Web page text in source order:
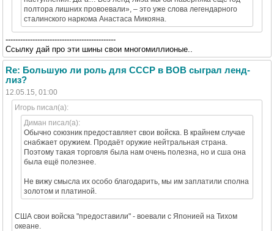
полтора лишних провоевали», – это уже слова легендарного
сталинского наркома Анастаса Микояна.
---------------------------------------------
Ссылку дай про эти шины свои многомиллионые..
Re: Большую ли роль для СССР в ВОВ сыграл ленд-
лиз?
12.05.15, 01:00
Игорь писал(а):
Диман писал(а):
Обычно союзник предоставляет свои войска. В крайнем случае
снабжает оружием. Продаёт оружие нейтральная страна.
Поэтому такая торговля была нам очень полезна, но и сша она
была ещё полезнее.
Не вижу смысла их особо благодарить, мы им заплатили сполна
золотом и платиной.
CША свои войска "предоставили" - воевали с Японией на Тихом
океане.